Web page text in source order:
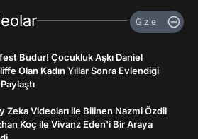
Gizle
Budur! Çocukluk Aşkı Daniel
Olan Kadın Yıllar Sonra Evlendiği
Zeka Videoları ile Bilinen Nazmi Özdil
Koç ile Vivanz Eden'i Bir Araya